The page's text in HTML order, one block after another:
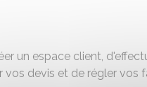
un espace client,
vos devis et de régler vos